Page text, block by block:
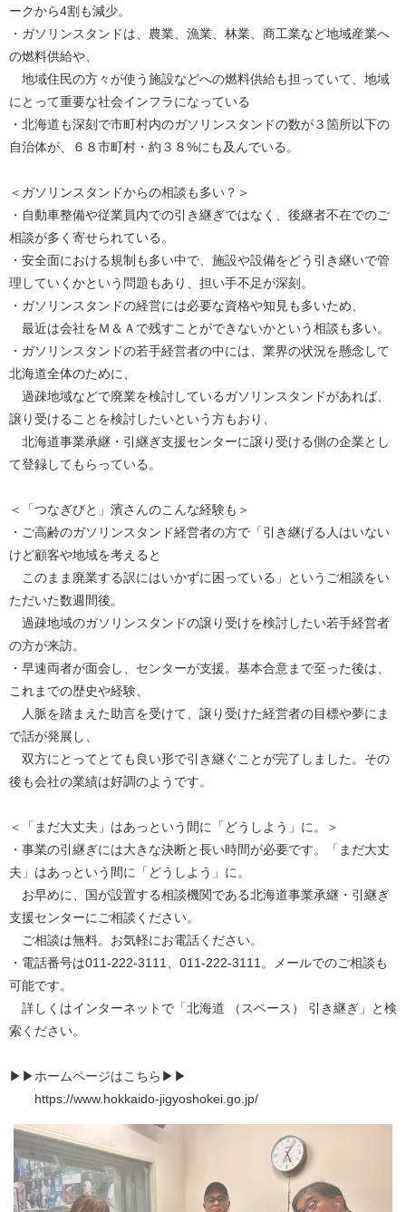
ークから4割も減少。
・ガソリンスタンドは、農業、漁業、林業、商工業など地域産業へ
の燃料供給や、
地域住民の方々が使う施設などへの燃料供給も担っていて、地域
にとって重要な社会インフラになっている
・北海道も深刻で市町村内のガソリンスタンドの数が３箇所以下の
自治体が、６８市町村・約３８%にも及んでいる。
＜ガソリンスタンドからの相談も多い？＞
・自動車整備や従業員内での引き継ぎではなく、後継者不在でのご
相談が多く寄せられている。
・安全面における規制も多い中で、施設や設備をどう引き継いで管
理していくかという問題もあり、担い手不足が深刻。
・ガソリンスタンドの経営には必要な資格や知見も多いため、
最近は会社をＭ＆Ａで残すことができないかという相談も多い。
・ガソリンスタンドの若手経営者の中には、業界の状況を懸念して
北海道全体のために、
過疎地域などで廃業を検討しているガソリンスタンドがあれば、
譲り受けることを検討したいという方もおり、
北海道事業承継・引継ぎ支援センターに譲り受ける側の企業とし
て登録してもらっている。
＜「つなぎびと」濱さんのこんな経験も＞
・ご高齢のガソリンスタンド経営者の方で「引き継げる人はいない
けど顧客や地域を考えると
このまま廃業する訳にはいかずに困っている」というご相談をい
ただいた数週間後。
過疎地域のガソリンスタンドの譲り受けを検討したい若手経営者
の方が来訪。
・早速両者が面会し、センターが支援。基本合意まで至った後は、
これまでの歴史や経験、
人脈を踏まえた助言を受けて、譲り受けた経営者の目標や夢にま
で話が発展し、
双方にとってとても良い形で引き継ぐことが完了しました。その
後も会社の業績は好調のようです。
＜「まだ大丈夫」はあっという間に「どうしよう」に。＞
・事業の引継ぎには大きな決断と長い時間が必要です。「まだ大丈
夫」はあっという間に「どうしよう」に。
お早めに、国が設置する相談機関である北海道事業承継・引継ぎ
支援センターにご相談ください。
ご相談は無料。お気軽にお電話ください。
・電話番号は011-222-3111、011-222-3111。メールでのご相談も
可能です。
詳しくはインターネットで「北海道 （スペース） 引き継ぎ」と検
索ください。
▶▶ホームページはこちら▶▶
https://www.hokkaido-jigyoshokei.go.jp/